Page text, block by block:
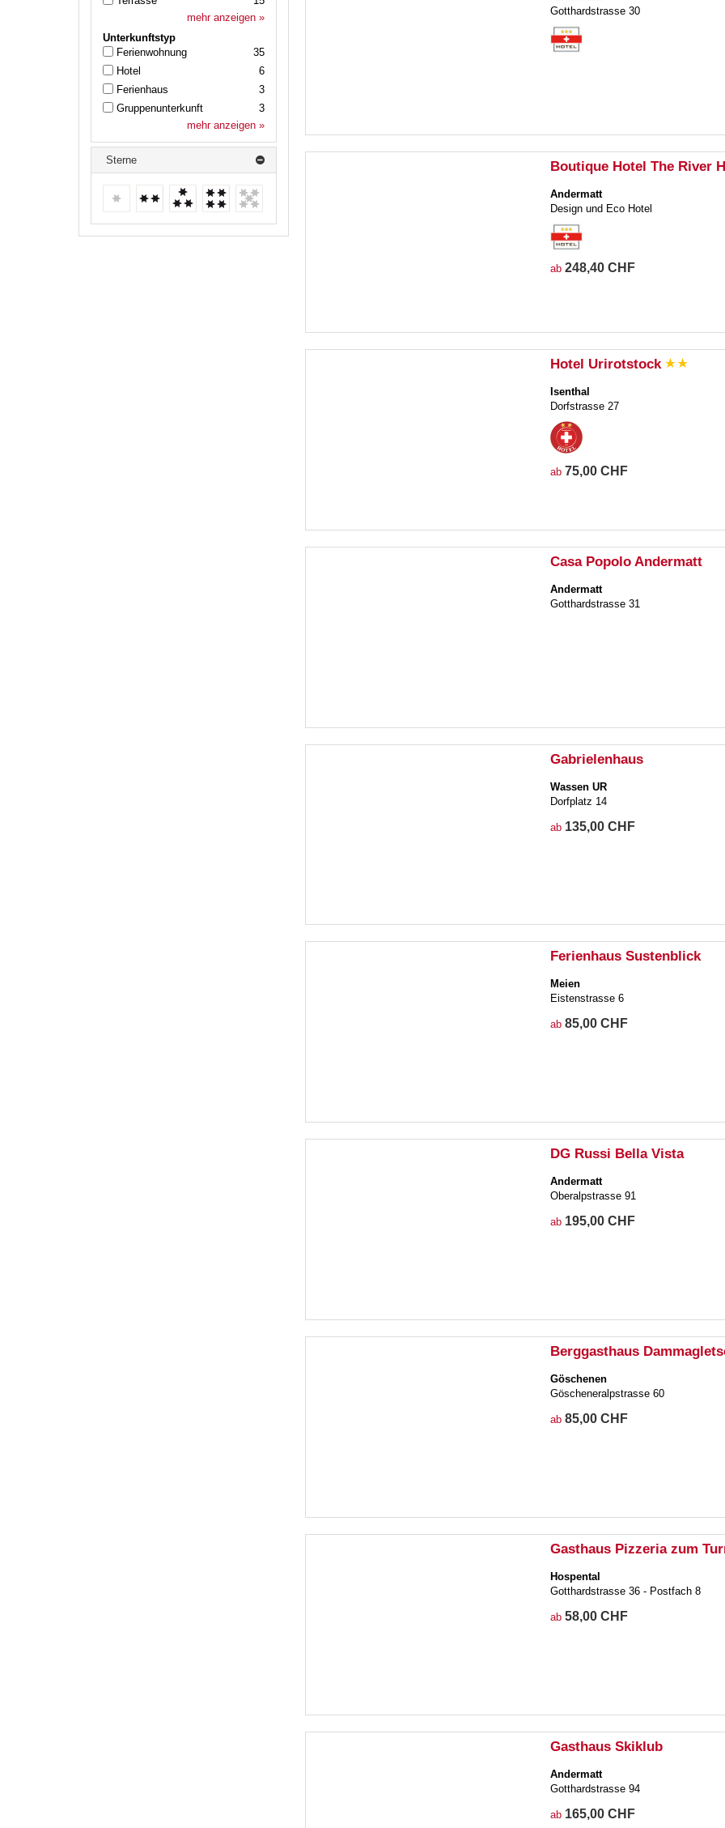
Gotthardstrasse 30
Boutique Hotel The River
Andermatt
Design und Eco Hotel
ab 248,40 CHF
Hotel Urirotstock
Isenthal
Dorfstrasse 27
ab 75,00 CHF
Casa Popolo Andermatt
Andermatt
Gotthardstrasse 31
Gabrielenhaus
Wassen UR
Dorfplatz 14
ab 135,00 CHF
Ferienhaus Sustenblick
Meien
Eistenstrasse 6
ab 85,00 CHF
DG Russi Bella Vista
Andermatt
Oberalpstrasse 91
ab 195,00 CHF
Berggasthaus
Göschenen
Göscheneralpstrasse 60
ab 85,00 CHF
Gasthaus Pizzeria zum
Hospental
Gotthardstrasse 36 - Postfach 8
ab 58,00 CHF
Gasthaus Skiklub
Andermatt
Gotthardstrasse 94
ab 165,00 CHF
mehr anzeigen »
Unterkunftstyp
35
Ferienwohnung
6
Hotel
3
Ferienhaus
3
Gruppenunterkunft
mehr anzeigen »
Sterne
keine weiteren Treffer
3 Sterne 4 Sternekeine
weiteren